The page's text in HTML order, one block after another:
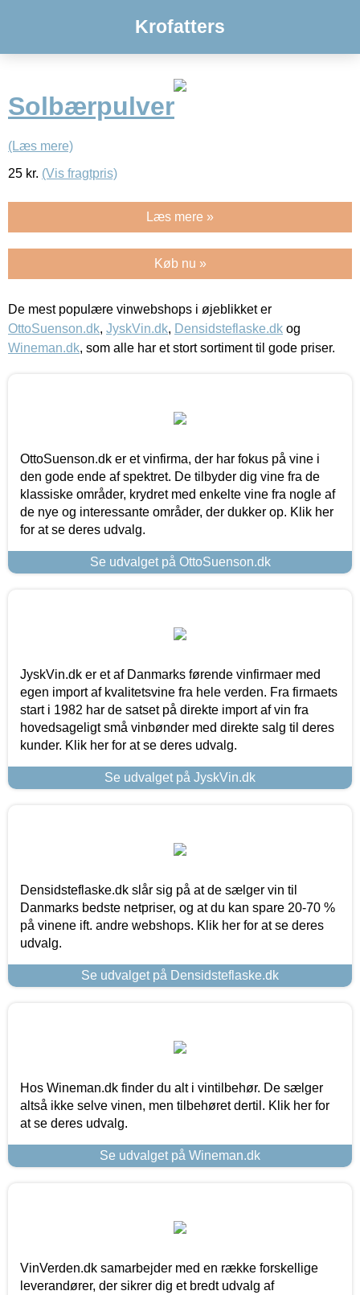
Krofatters
Solbærpulver
(Læs mere)
25 kr. (Vis fragtpris)
Læs mere »
Køb nu »
De mest populære vinwebshops i øjeblikket er
OttoSuenson.dk, JyskVin.dk, Densidsteflaske.dk og
Wineman.dk, som alle har et stort sortiment til gode priser.
OttoSuenson.dk er et vinfirma, der har fokus på vine i
den gode ende af spektret. De tilbyder dig vine fra de
klassiske områder, krydret med enkelte vine fra nogle af
de nye og interessante områder, der dukker op. Klik her
for at se deres udvalg.
Se udvalget på OttoSuenson.dk
JyskVin.dk er et af Danmarks førende vinfirmaer med
egen import af kvalitetsvine fra hele verden. Fra firmaets
start i 1982 har de satset på direkte import af vin fra
hovedsageligt små vinbønder med direkte salg til deres
kunder. Klik her for at se deres udvalg.
Se udvalget på JyskVin.dk
Densidsteflaske.dk slår sig på at de sælger vin til
Danmarks bedste netpriser, og at du kan spare 20-70 %
på vinene ift. andre webshops. Klik her for at se deres
udvalg.
Se udvalget på Densidsteflaske.dk
Hos Wineman.dk finder du alt i vintilbehør. De sælger
altså ikke selve vinen, men tilbehøret dertil. Klik her for
at se deres udvalg.
Se udvalget på Wineman.dk
VinVerden.dk samarbejder med en række forskellige
leverandører, der sikrer dig et bredt udvalg af